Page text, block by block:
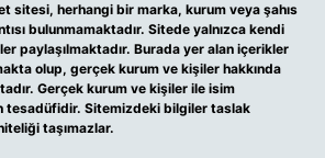
sitesi, herhangi bir marka, kurum veya şahıs
bulunmamaktadır. Sitede yalnızca kendi
paylaşılmaktadır. Burada yer alan içerikler
olup, gerçek kurum ve kişiler hakkında
Gerçek kurum ve kişiler ile isim
tesadüfidir. Sitemizdeki bilgiler taslak
taşımazlar.